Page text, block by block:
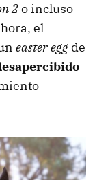
2o incluso
el
easter egg de